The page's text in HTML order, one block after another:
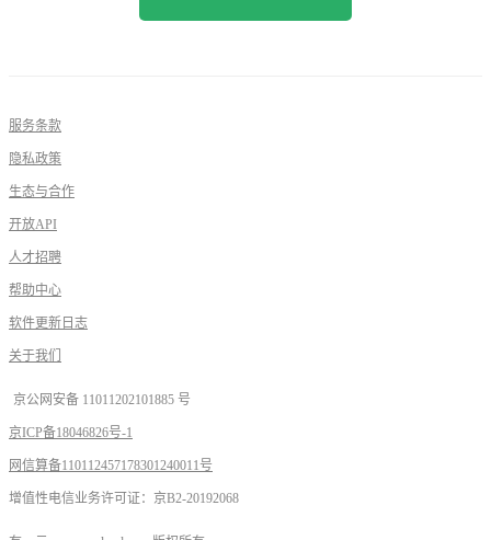
服务条款
隐私政策
生态与合作
开放API
人才招聘
帮助中心
软件更新日志
关于我们
京公网安备 11011202101885 号
京ICP备18046826号-1
网信算备110112457178301240011号
增值性电信业务许可证：京B2-20192068